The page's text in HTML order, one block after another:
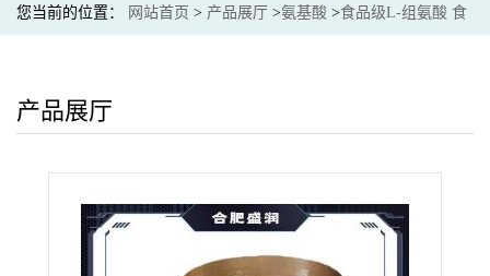
您当前的位置： 网站首页 > 产品展厅 >氨基酸 >食品级L-组氨酸 食
产品展厅